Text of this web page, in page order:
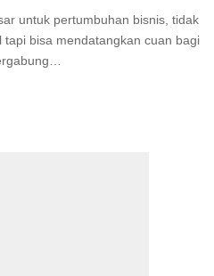
untuk pertumbuhan bisnis, tidak
bisa mendatangkan cuan bagi